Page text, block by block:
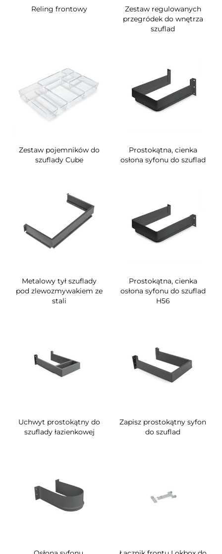
Reling frontowy
Zestaw regulowanych
przegródek do wnętrza
szuflad
Zestaw pojemników do
szuflady Cube
Prostokątna, cienka
osłona syfonu do szuflad
Metalowy tył szuflady
pod zlewozmywakiem ze
stali
Prostokątna, cienka
osłona syfonu do szuflad
H56
Uchwyt prostokątny do
szuflady łazienkowej
Zapisz prostokątny syfon
do szuflad